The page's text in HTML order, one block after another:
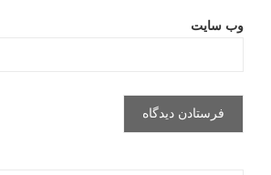
وب‌ سایت